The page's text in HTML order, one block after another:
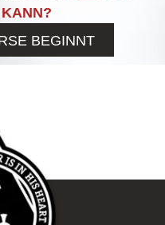
BEGINNT